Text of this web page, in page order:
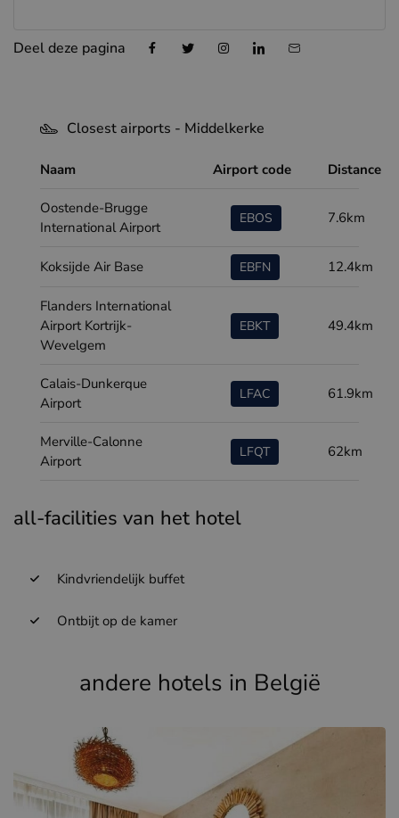
Deel deze pagina
Closest airports - Middelkerke
Naam Airport code Distance
Oostende-Brugge
International Airport
EBOS 7.6km
Koksijde Air Base EBFN 12.4km
Flanders International
Airport Kortrijk-
Wevelgem
EBKT 49.4km
Calais-Dunkerque
Airport
LFAC 61.9km
Merville-Calonne
Airport
LFQT 62km
all-facilities van het hotel
Kindvriendelijk buffet
Ontbijt op de kamer
andere hotels in België